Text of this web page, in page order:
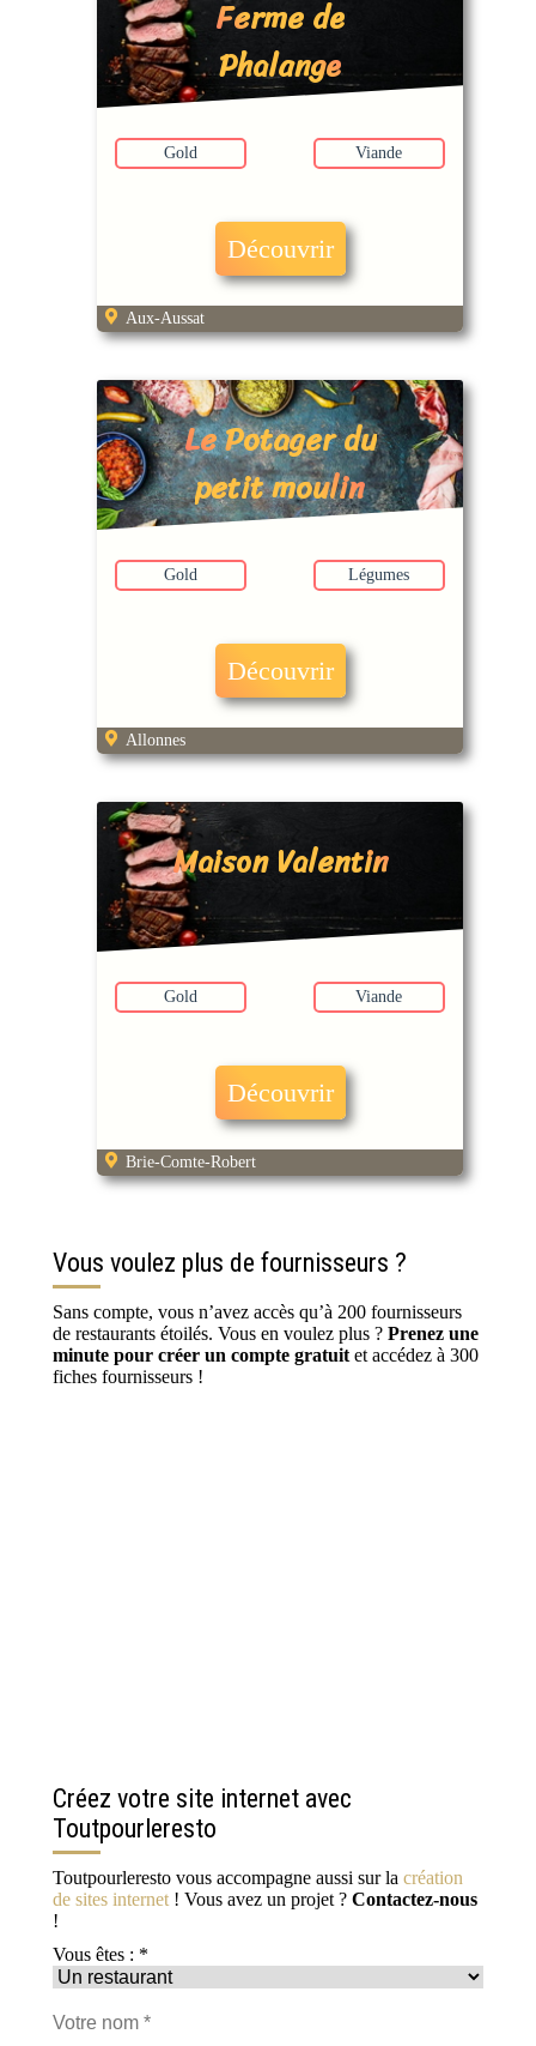
Ferme de
Phalange
Gold Viande
Découvrir
Aux-Aussat
Le Potager du
petit moulin
Gold Légumes
Découvrir
Allonnes
Maison Valentin
Gold Viande
Découvrir
Brie-Comte-Robert
Vous voulez plus de fournisseurs ?
Sans compte, vous n’avez accès qu’à 200 fournisseurs
de restaurants étoilés. Vous en voulez plus ? Prenez une
minute pour créer un compte gratuit et accédez à 300
fiches fournisseurs !
Créez votre site internet avec
Toutpourleresto
Toutpourleresto vous accompagne aussi sur la création
de sites internet ! Vous avez un projet ? Contactez-nous
!
Vous êtes : *